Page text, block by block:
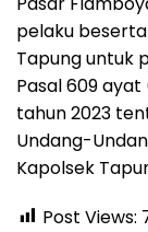
pelaku
Tapung untuk
Pasal 609
tahun 2023
Undang-
Kapolsek
Post Views: